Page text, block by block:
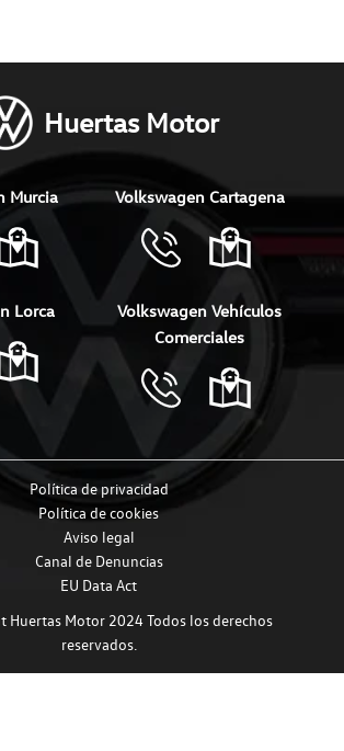
Huertas Motor
Murcia Volkswagen Cartagena
Lorca
Volkswagen Vehículos
Comerciales
Huertas Motor 2024 Todos los derechos
reservados.
Política de privacidad
Política de cookies
Aviso legal
Canal de Denuncias
EU Data Act